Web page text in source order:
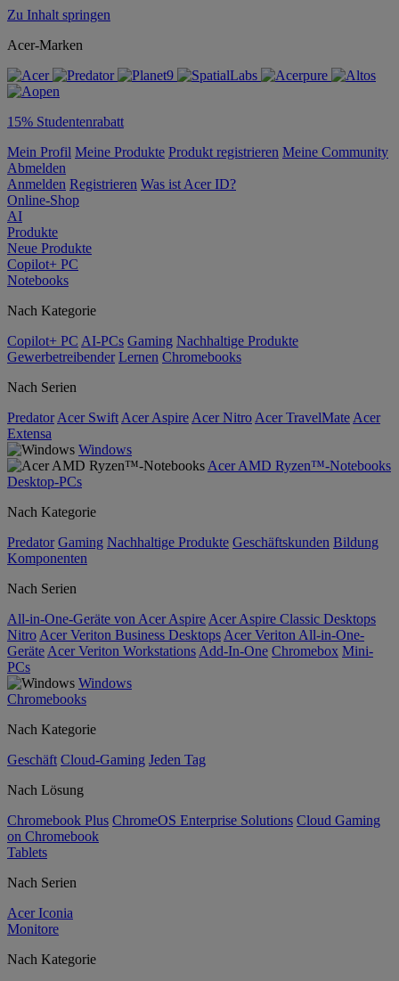
Zu Inhalt springen
Acer-Marken
15% Studentenrabatt
Mein Profil Meine Produkte Produkt registrieren Meine Community
Abmelden
Anmelden Registrieren Was ist Acer ID?
Online-Shop
AI
Produkte
Neue Produkte
Copilot+ PC
Notebooks
Nach Kategorie
Copilot+ PC AI-PCs Gaming Nachhaltige Produkte
Gewerbetreibender Lernen Chromebooks
Nach Serien
Predator Acer Swift Acer Aspire Acer Nitro Acer TravelMate Acer
Extensa
Windows
Acer AMD Ryzen™-Notebooks
Desktop-PCs
Nach Kategorie
Predator Gaming Nachhaltige Produkte Geschäftskunden Bildung
Komponenten
Nach Serien
All-in-One-Geräte von Acer Aspire Acer Aspire Classic Desktops
Nitro Acer Veriton Business Desktops Acer Veriton All-in-One-
Geräte Acer Veriton Workstations Add-In-One Chromebox Mini-
PCs
Windows
Chromebooks
Nach Kategorie
Geschäft Cloud-Gaming Jeden Tag
Nach Lösung
Chromebook Plus ChromeOS Enterprise Solutions Cloud Gaming
on Chromebook
Tablets
Nach Serien
Acer Iconia
Monitore
Nach Kategorie